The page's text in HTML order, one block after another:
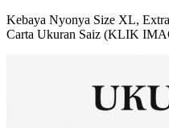
Kebaya Nyonya Size XL,
Carta Ukuran Saiz (KLIK